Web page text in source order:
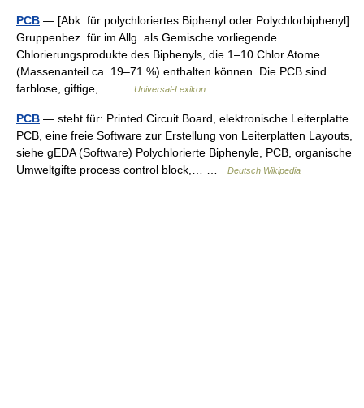
PCB — [Abk. für polychloriertes Biphenyl oder Polychlorbiphenyl]:
Gruppenbez. für im Allg. als Gemische vorliegende
Chlorierungsprodukte des Biphenyls, die 1–10 Chlor Atome
(Massenanteil ca. 19–71 %) enthalten können. Die PCB sind
farblose, giftige,… …
Universal-Lexikon
PCB — steht für: Printed Circuit Board, elektronische Leiterplatte
PCB, eine freie Software zur Erstellung von Leiterplatten Layouts,
siehe gEDA (Software) Polychlorierte Biphenyle, PCB, organische
Umweltgifte process control block,… …
Deutsch Wikipedia